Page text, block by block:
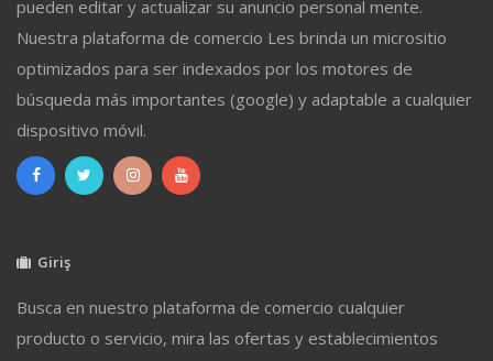
pueden editar y actualizar su anuncio personal mente.
Nuestra plataforma de comercio Les brinda un micrositio
optimizados para ser indexados por los motores de
búsqueda más importantes (google) y adaptable a cualquier
dispositivo móvil.
Giriş
Busca en nuestro plataforma de comercio cualquier
producto o servicio, mira las ofertas y establecimientos